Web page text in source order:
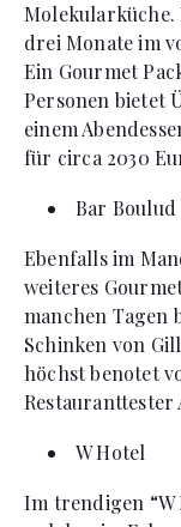
Molekularküche.
drei Monate im
Ein Gourmet
Personen bietet
einem
für circa 2030
Bar Boulud
Ebenfalls im
weiteres
manchen Tagen
Schinken von
höchst benotet
Restauranttester
W Hotel
Im trendigen “W